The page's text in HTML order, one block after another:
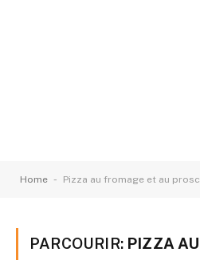
Home - Pizza au fromage et au
PARCOURIR: PIZZA